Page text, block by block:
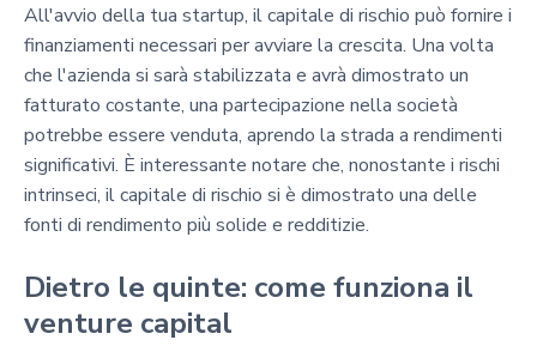
All'avvio della tua startup, il capitale di rischio può fornire i
finanziamenti necessari per avviare la crescita. Una volta
che l'azienda si sarà stabilizzata e avrà dimostrato un
fatturato costante, una partecipazione nella società
potrebbe essere venduta, aprendo la strada a rendimenti
significativi. È interessante notare che, nonostante i rischi
intrinseci, il capitale di rischio si è dimostrato una delle
fonti di rendimento più solide e redditizie.
Dietro le quinte: come funziona il
venture capital